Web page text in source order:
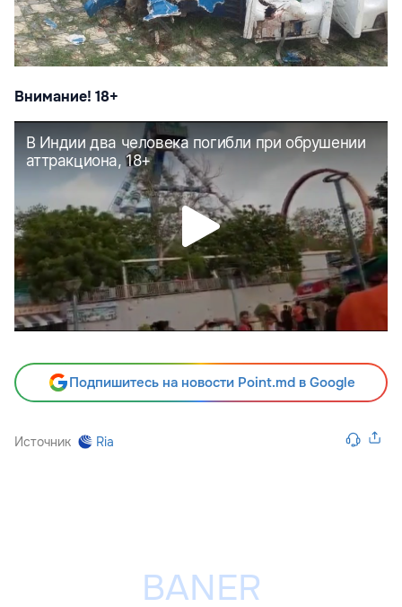
Внимание! 18+
Подпишитесь на новости Point.md в Google
Источник Ria